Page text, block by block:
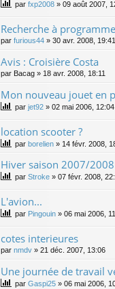
par fxp2008 » 09 août 2007,
Recherche à
par furious44 » 30 avr. 2008, 19:41
Avis : Croisière Costa
par Bacag » 18 avr. 2008, 18:11
Mon nouveau jouet en
par jet92 » 02 mai 2006, 12:04
location scooter ?
par borelien » 14 févr. 2008,
Hiver saison 2007/
par Stroke » 07 févr. 2008,
L'avion...
par Pingouin » 06 mai 2006,
cotes interieures
par nmdv » 21 déc. 2007, 13:06
Une journée de travail
par Gaspi25 » 06 mai 2006,